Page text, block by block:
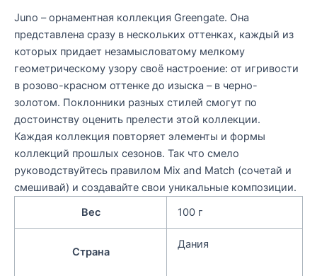
Juno – орнаментная коллекция Greengate. Она
представлена сразу в нескольких оттенках, каждый из
которых придает незамысловатому мелкому
геометрическому узору своё настроение: от игривости
в розово-красном оттенке до изыска – в черно-
золотом. Поклонники разных стилей смогут по
достоинству оценить прелести этой коллекции.
Каждая коллекция повторяет элементы и формы
коллекций прошлых сезонов. Так что смело
руководствуйтесь правилом Mix and Match (сочетай и
смешивай) и создавайте свои уникальные композиции.
Вес
100 г
Страна
Дания